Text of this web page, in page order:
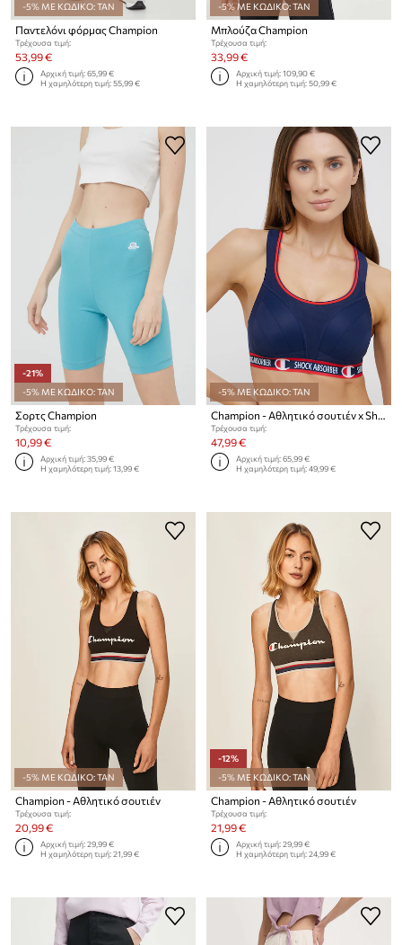
-5% ΜΕ ΚΩΔΙΚΟ: TAN
Παντελόνι φόρμας Champion
Τρέχουσα τιμή:
53,99 €
Αρχική τιμή:65,99 €
Η χαμηλότερη τιμή:55,99 €
-5% ΜΕ ΚΩΔΙΚΟ: TAN
Μπλούζα Champion
Τρέχουσα τιμή:
33,99 €
Αρχική τιμή:109,90 €
Η χαμηλότερη τιμή:50,99 €
-21%
-5% ΜΕ ΚΩΔΙΚΟ: TAN
Σορτς Champion
Τρέχουσα τιμή:
10,99 €
Αρχική τιμή:35,99 €
Η χαμηλότερη τιμή:13,99 €
-5% ΜΕ ΚΩΔΙΚΟ: TAN
Champion - Αθλητικό σουτιέν x Shock Absorber
Τρέχουσα τιμή:
47,99 €
Αρχική τιμή:65,99 €
Η χαμηλότερη τιμή:49,99 €
-5% ΜΕ ΚΩΔΙΚΟ: TAN
Champion - Αθλητικό σουτιέν
Τρέχουσα τιμή:
20,99 €
Αρχική τιμή:29,99 €
Η χαμηλότερη τιμή:21,99 €
-12%
-5% ΜΕ ΚΩΔΙΚΟ: TAN
Champion - Αθλητικό σουτιέν
Τρέχουσα τιμή:
21,99 €
Αρχική τιμή:29,99 €
Η χαμηλότερη τιμή:24,99 €